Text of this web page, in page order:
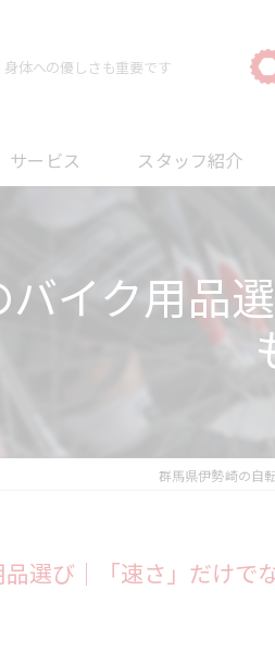
体への優しさも重要です
サービス
オーバーホールについて
スタッフ紹介
バイク用品
群馬県伊勢崎の自
選び｜「速さ」だけで